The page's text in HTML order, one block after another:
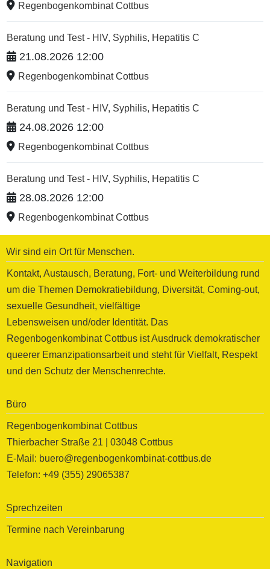
Regenbogenkombinat Cottbus
Beratung und Test - HIV, Syphilis, Hepatitis C
21.08.2026 12:00
Regenbogenkombinat Cottbus
Beratung und Test - HIV, Syphilis, Hepatitis C
24.08.2026 12:00
Regenbogenkombinat Cottbus
Beratung und Test - HIV, Syphilis, Hepatitis C
28.08.2026 12:00
Regenbogenkombinat Cottbus
Wir sind ein Ort für Menschen.
Kontakt, Austausch, Beratung, Fort- und Weiterbildung rund
um die Themen Demokratiebildung, Diversität, Coming-out,
sexuelle Gesundheit, vielfältige
Lebensweisen und/oder Identität. Das
Regenbogenkombinat Cottbus ist Ausdruck demokratischer
queerer Emanzipationsarbeit und steht für Vielfalt, Respekt
und den Schutz der Menschenrechte.
Büro
Regenbogenkombinat Cottbus
Thierbacher Straße 21 | 03048 Cottbus
E-Mail: buero@regenbogenkombinat-cottbus.de
Telefon: +49 (355) 29065387
Sprechzeiten
Termine nach Vereinbarung
Navigation